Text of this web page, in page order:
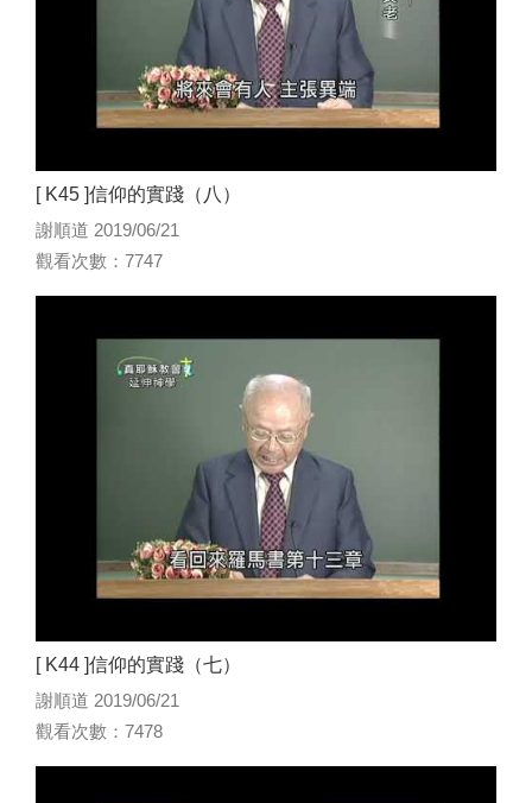
[ K45 ]信仰的實踐（八）
謝順道 2019/06/21
觀看次數：7747
[ K44 ]信仰的實踐（七）
謝順道 2019/06/21
觀看次數：7478